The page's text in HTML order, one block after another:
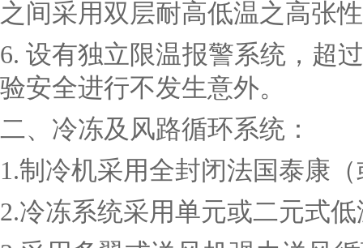
之间采用双层耐高低温之高张
6.设有独立限温报警系统，超
验安全进行不发生意外。
二、 冷冻及风路循环系统：
1.制冷机采用全封闭法国泰康
2.冷冻系统采用单元或二元式